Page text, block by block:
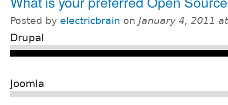
Posted by electricbrain on January 4, 2011
Drupal
Joomla